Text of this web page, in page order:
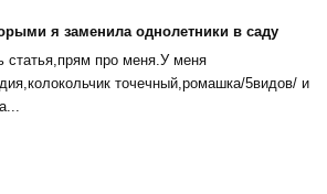
я заменила однолетники в саду
статья,прям про меня.У меня
точечный,ромашка/5видов/ и